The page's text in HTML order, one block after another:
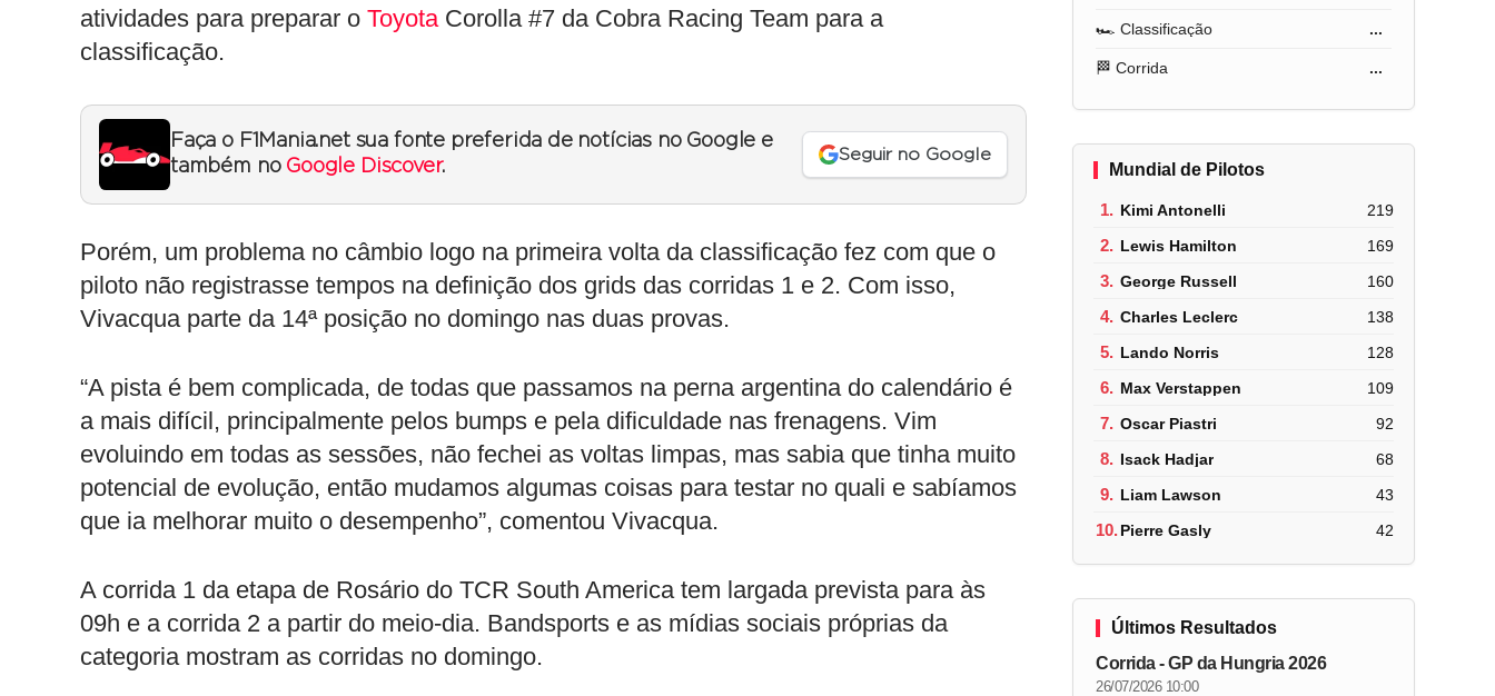
atividades para preparar o ToyotaCorolla #7 da Cobra Racing Team para a
classificação.
Faça o F1Mania.net sua fonte preferida de notícias no Google e
também no Google Discover.
Seguir no Google
Porém, um problema no câmbio logo na primeira volta da classificação fez com que o
piloto não registrasse tempos na definição dos grids das corridas 1 e 2. Com isso,
Vivacqua parte da 14ª posição no domingo nas duas provas.
“A pista é bem complicada, de todas que passamos na perna argentina do calendário é
a mais difícil, principalmente pelos bumps e pela dificuldade nas frenagens. Vim
evoluindo em todas as sessões, não fechei as voltas limpas, mas sabia que tinha muito
potencial de evolução, então mudamos algumas coisas para testar no quali e sabíamos
que ia melhorar muito o desempenho”, comentou Vivacqua.
A corrida 1 da etapa de Rosário do TCR South America tem largada prevista para às
09h e a corrida 2 a partir do meio-dia. Bandsports e as mídias sociais próprias da
categoria mostram as corridas no domingo.
🏎️ Classificação ...
🏁 Corrida ...
Mundial de Pilotos
1. Kimi Antonelli 219
2. Lewis Hamilton 169
3. George Russell 160
4. Charles Leclerc 138
5. Lando Norris 128
6. Max Verstappen 109
7. Oscar Piastri 92
8. Isack Hadjar 68
9. Liam Lawson 43
10.Pierre Gasly 42
Últimos Resultados
Corrida - GP da Hungria 2026
26/07/2026 10:00